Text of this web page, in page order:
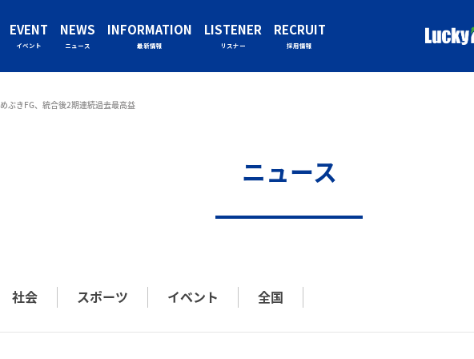
EVENT
イベント
NEWS
ニュース
INFORMATION
最新情報
LISTENER
リスナー
RECRUIT
採用情報
めぶきFG、統合後2期連続過去最高益
ニュース
社会 スポーツ イベント 全国